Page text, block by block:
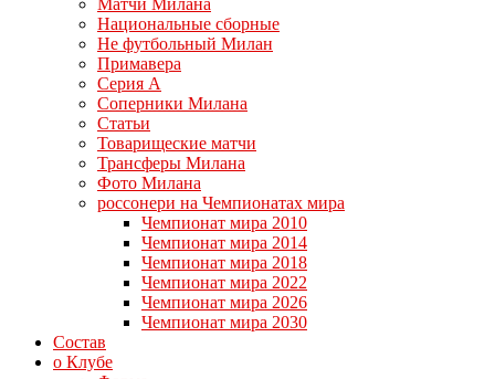
Матчи Милана
Национальные сборные
Не футбольный Милан
Примавера
Серия А
Соперники Милана
Статьи
Товарищеские матчи
Трансферы Милана
Фото Милана
россонери на Чемпионатах мира
Чемпионат мира 2010
Чемпионат мира 2014
Чемпионат мира 2018
Чемпионат мира 2022
Чемпионат мира 2026
Чемпионат мира 2030
Состав
о Клубе